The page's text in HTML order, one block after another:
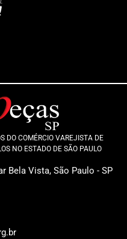
DO COMÉRCIO VAREJISTA DE
NO ESTADO DE SÃO PAULO
Bela Vista, São Paulo - SP